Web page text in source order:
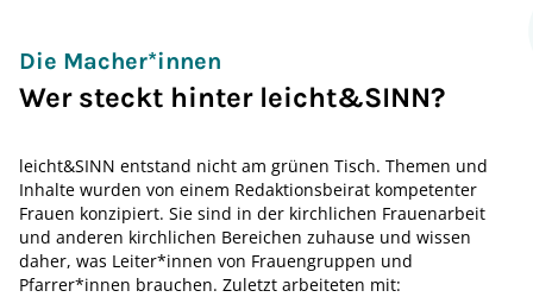
Die Macher*innen
Wer steckt hinter leicht&SINN?
leicht&SINN entstand nicht am grünen Tisch. Themen und
Inhalte wurden von einem Redaktionsbeirat kompetenter
Frauen konzipiert. Sie sind in der kirchlichen Frauenarbeit
und anderen kirchlichen Bereichen zuhause und wissen
daher, was Leiter*innen von Frauengruppen und
Pfarrer*innen brauchen. Zuletzt arbeiteten mit: